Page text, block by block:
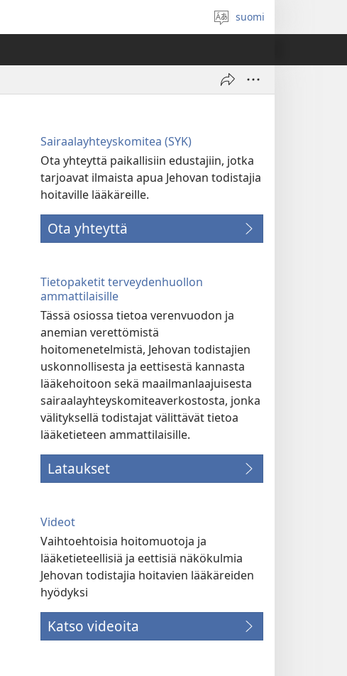
Valitse
kieli
suomi
Sairaalayhteyskomitea (SYK)
Ota yhteyttä paikallisiin edustajiin, jotka
tarjoavat ilmaista apua Jehovan todistajia
hoitaville lääkäreille.
Ota yhteyttä
Tietopaketit terveydenhuollon
ammattilaisille
Tässä osiossa tietoa verenvuodon ja
anemian verettömistä
hoitomenetelmistä, Jehovan todistajien
uskonnollisesta ja eettisestä kannasta
lääkehoitoon sekä maailmanlaajuisesta
sairaalayhteyskomiteaverkostosta, jonka
välityksellä todistajat välittävät tietoa
lääketieteen ammattilaisille.
Lataukset
Videot
Vaihtoehtoisia hoitomuotoja ja
lääketieteellisiä ja eettisiä näkökulmia
Jehovan todistajia hoitavien lääkäreiden
hyödyksi
Katso videoita